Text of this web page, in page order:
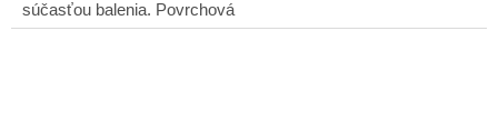
súčasťou balenia. Povrchová
úprava: chróm